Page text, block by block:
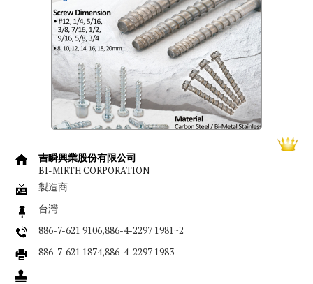
吉瞬興業股份有限公司
BI-MIRTH CORPORATION
製造商
台灣
886-7-621 9106,886-4-2297 1981~2
886-7-621 1874,886-4-2297 1983